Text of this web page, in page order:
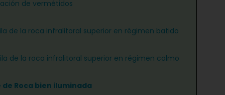
de vermétidos
de la roca infralitoral superior en régimen batido
de la roca infralitoral superior en régimen calmo
de Roca bien iluminada